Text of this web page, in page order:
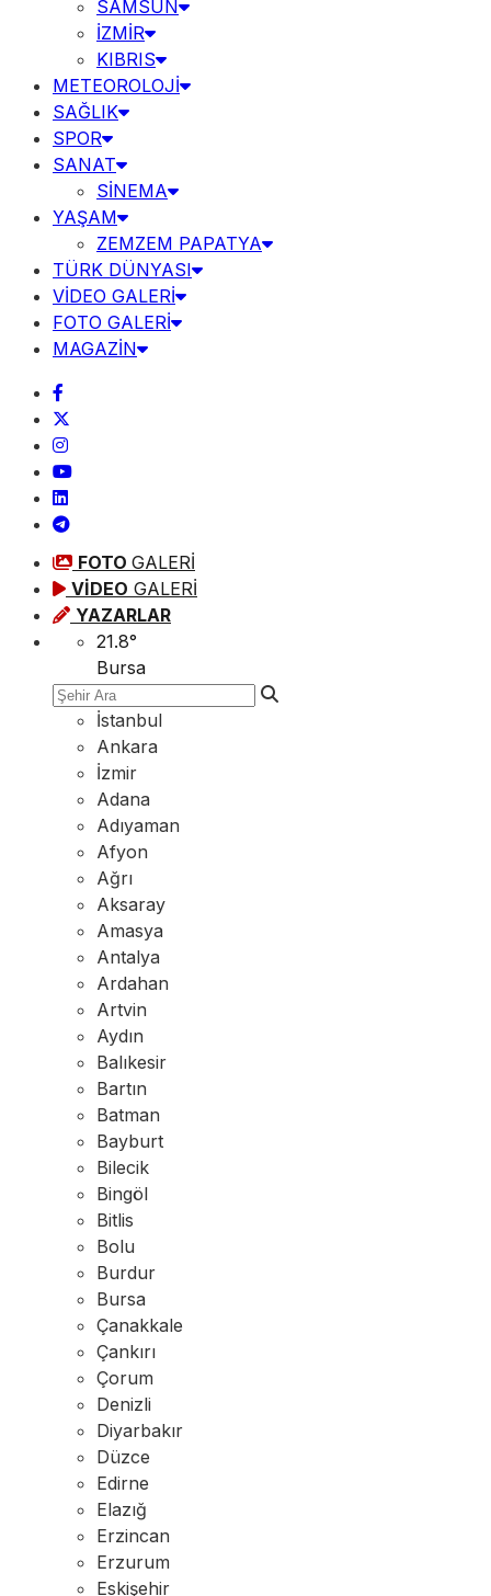
SAMSUN
İZMİR
KIBRIS
METEOROLOJİ
SAĞLIK
SPOR
SANAT
SİNEMA
YAŞAM
ZEMZEM PAPATYA
TÜRK DÜNYASI
VİDEO GALERİ
FOTO GALERİ
MAGAZİN
FOTO GALERİ
VİDEO GALERİ
YAZARLAR
21.8°
Bursa
İstanbul
Ankara
İzmir
Adana
Adıyaman
Afyon
Ağrı
Aksaray
Amasya
Antalya
Ardahan
Artvin
Aydın
Balıkesir
Bartın
Batman
Bayburt
Bilecik
Bingöl
Bitlis
Bolu
Burdur
Bursa
Çanakkale
Çankırı
Çorum
Denizli
Diyarbakır
Düzce
Edirne
Elazığ
Erzincan
Erzurum
Eskişehir